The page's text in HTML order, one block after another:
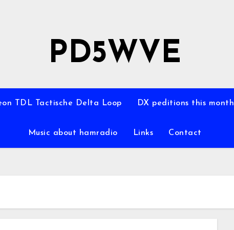
PD5WVE
TDL Tactische Delta Loop DX peditions this month
Music about hamradio Links Contact